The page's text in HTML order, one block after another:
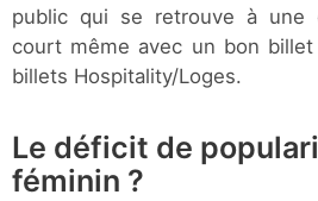
public qui se retrouve à une
court même avec un bon
billets Hospitality/Loges.
Le déficit de
féminin ?